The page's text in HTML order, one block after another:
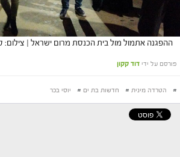
ההפגנה אתמול מול בית הכנסת מרום ישראל | צילום:
פורסם על ידי דוד קקון
# הטרדה מינית # חדשות בת ים # יוסי בכר